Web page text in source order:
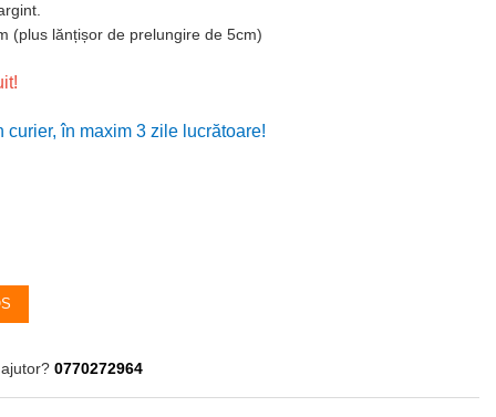
(plus lănțișor de prelungire de 5cm)
în maxim 3 zile lucrătoare!
0770272964